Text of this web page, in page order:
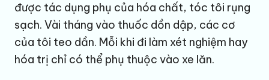
được tác dụng phụ của hóa chất, tóc tôi rụng
sạch. Vài tháng vào thuốc dồn dập, các cơ
của tôi teo dần. Mỗi khi đi làm xét nghiệm hay
hóa trị chỉ có thể phụ thuộc vào xe lăn.